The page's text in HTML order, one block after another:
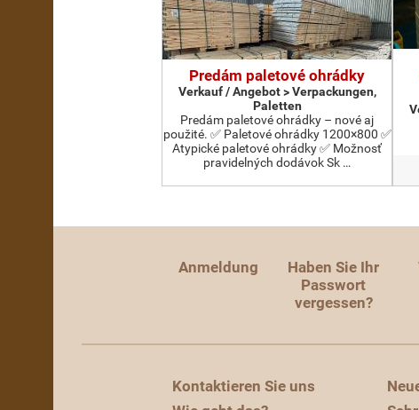
Predám paletové ohrádky
Verkauf / Angebot > Verpackungen,
Paletten
Predám paletové ohrádky – nové aj
použité. ✅ Paletové ohrádky 1200×800 ✅
Atypické paletové ohrádky ✅ Možnosť
pravidelných dodávok Sk …
Anmeldung
Haben Sie Ihr
Passwort
vergessen?
Kontaktieren Sie uns